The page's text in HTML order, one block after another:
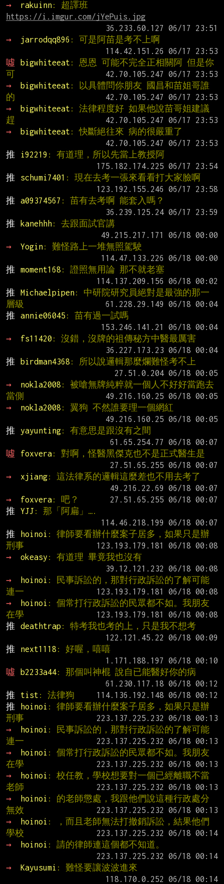
→
rakuinn: 超譯班
https://i.imgur.com/jYePuis.jpg
→
jarrodqq896 : 可是阿苗是考不上啊
噓
bigwhiteeat : 恩恩 可能不完全正相關阿 但是你
可
→
bigwhiteeat : 以具體問你朋友 國昌和苗姐哥誰
的
→
bigwhiteeat : 法律程度好 如果他說苗哥姐建議
趕
→
bigwhiteeat : 快斷絕往來 病的很嚴重了
推
i92219 : 有道理，所以先當上教授阿
推
schumi7401 : 現在去考一張來看看打大家臉啊
推
a09374567 : 苗有去考啊 能套入嗎？
推
kanehhh: 去跟面試官講
→
Yogin: 難怪路上一堆無照駕駛
推
moment168 : 證照無用論 那不就老塞
推
Michaelpipen: 中研院研究員絕對是最強的那一
層級
推
annie06045 : 苗有過一試嗎
→
fs11420 : 沒錯，沒牌的祖傳秘方中醫最厲害
推
birdman4368 : 所以說邏輯那麼爛難怪考不上
→
nokla2008 : 被嗆無牌純粹就一個人不好好當跑去
當側
→
nokla2008 : 翼狗 不然誰要理一個網紅
推
yayunting: 有意思是跟沒有之間
噓
foxvera: 對啊，怪醫黑傑克也不是正式醫生是
→
xjiang: 這法律系的邏輯這麼差也不用去考了
→
foxvera: 吧？
推
YJJ : 那「阿扁」….
推
hoinoi : 律師要看辦什麼案子居多，如果只是辦
刑事
→
okeasy : 有道理 畢竟我也沒有
→
hoinoi : 民事訴訟的，那對行政訴訟的了解可能
連一
→
hoinoi : 個常打行政訴訟的民眾都不如。我朋友
在學
推
deathtrap : 特考我也考的上，只是我不想考
推
next1118 : 好喔，嘻嘻
噓
b2233a44: 那個叫神棍 說自已能醫好你的病
推
tist : 法律狗
推
hoinoi : 律師要看辦什麼案子居多，如果只是辦
刑事
→
hoinoi : 民事訴訟的，那對行政訴訟的了解可能
連一
→
hoinoi : 個常打行政訴訟的民眾都不如。我朋友
在學
→
hoinoi : 校任教，學校想要對一個已經離職不當
老師
→
hoinoi : 的老師懲處，我跟他們說這種行政處分
無效
→
hoinoi : ，而且老師無法打撤銷訴訟，結果他們
學校
→
hoinoi : 請的律師連這個都不知道。
→
Kayusumi : 難怪要讓波波進來